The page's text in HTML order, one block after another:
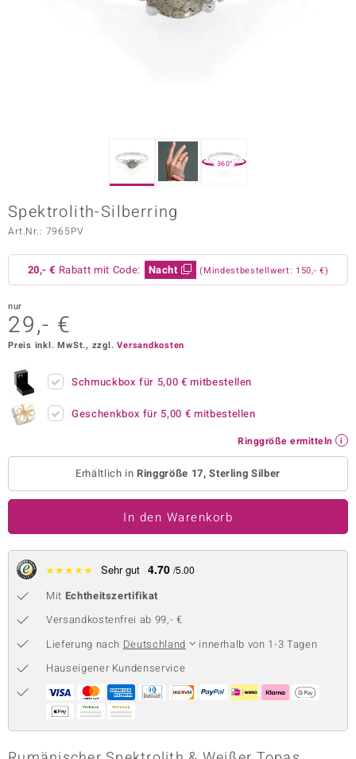
BY DE MELO
Collection
360°
Spektrolith-Silberring
Art.Nr.: 7965PV
20,- € Rabatt mit Code: Nacht (Mindestbestellwert: 150,- €)
nur
29,- €
Preis inkl. MwSt., zzgl.Versandkosten
Schmuckbox für 5,00 € mitbestellen
Geschenkbox für 5,00 € mitbestellen
Ringgröße ermitteln
Erhältlich inRinggröße 17, Sterling Silber
In den Warenkorb
★★★★★ Sehr gut 4.70 /5.00
Mit Echtheitszertifikat
Versandkostenfrei ab 99,- €
Lieferung nach Deutschland
innerhalb von 1-3 Tagen
Hauseigener Kundenservice